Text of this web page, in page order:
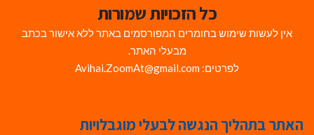
כל הזכויות שמורות
אין לעשות שימוש בחומרים המפורסמים באתר ללא אישור בכתב
מבעלי האתר.
לפרטים: Avihai.ZoomAt@gmail.com
האתר בתהליך הנגשה לבעלי מוגבלויות